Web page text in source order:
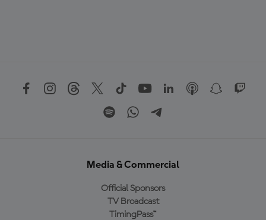
Media & Commercial
Official Sponsors
TV Broadcast
TimingPass™